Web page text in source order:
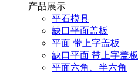
产品展示
平石模具
缺口平面盖板
平面 带上字盖板
缺口平面 带上字盖板
平面六角、半六角